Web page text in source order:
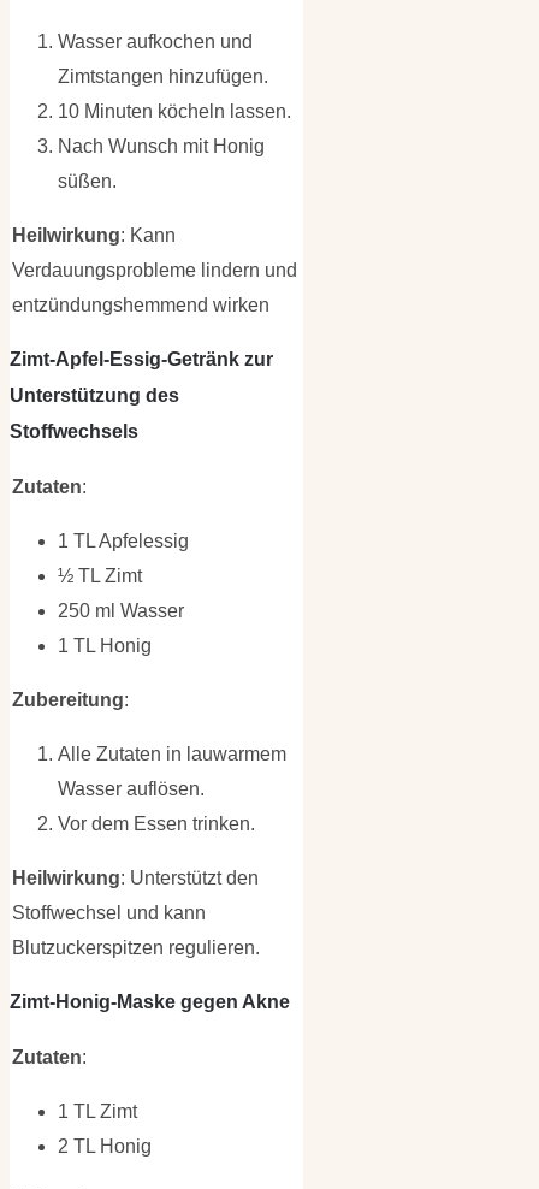
Wasser aufkochen und
Zimtstangen hinzufügen.
10 Minuten köcheln lassen.
Nach Wunsch mit Honig
süßen.
Heilwirkung: Kann
Verdauungsprobleme lindern und
entzündungshemmend wirken
Zimt-Apfel-Essig-Getränk zur
Unterstützung des
Stoffwechsels
Zutaten:
1 TL Apfelessig
½ TL Zimt
250 ml Wasser
1 TL Honig
Zubereitung:
Alle Zutaten in lauwarmem
Wasser auflösen.
Vor dem Essen trinken.
Heilwirkung: Unterstützt den
Stoffwechsel und kann
Blutzuckerspitzen regulieren.
Zimt-Honig-Maske gegen Akne
Zutaten:
1 TL Zimt
2 TL Honig